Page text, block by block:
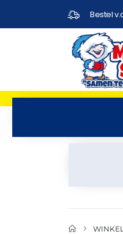
Bestel
WINKEL